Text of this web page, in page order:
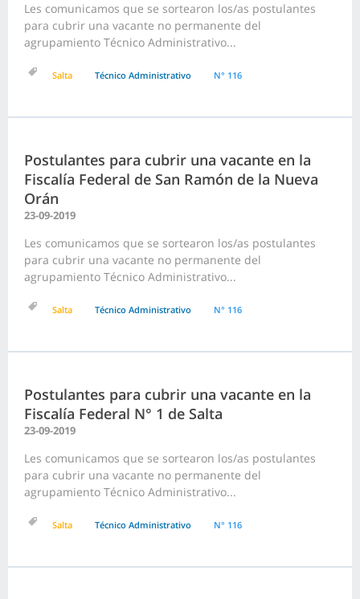
Les comunicamos que se sortearon los/as postulantes
para cubrir una vacante no permanente del
agrupamiento Técnico Administrativo...
Salta Técnico Administrativo N° 116
Postulantes para cubrir una vacante en la
Fiscalía Federal de San Ramón de la Nueva
Orán
23-09-2019
Les comunicamos que se sortearon los/as postulantes
para cubrir una vacante no permanente del
agrupamiento Técnico Administrativo...
Salta Técnico Administrativo N° 116
Postulantes para cubrir una vacante en la
Fiscalía Federal N° 1 de Salta
23-09-2019
Les comunicamos que se sortearon los/as postulantes
para cubrir una vacante no permanente del
agrupamiento Técnico Administrativo...
Salta Técnico Administrativo N° 116